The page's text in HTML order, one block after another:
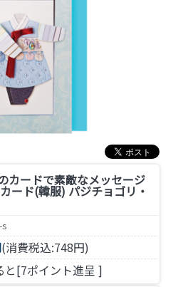
カードで素敵なメッセージ
ード(韓服) パジチョゴリ・
(消費税込:748円)
と[7ポイント進呈 ]